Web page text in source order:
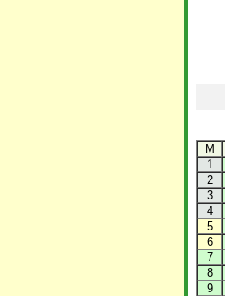
М
1
2
3
4
5
6
7
8
9